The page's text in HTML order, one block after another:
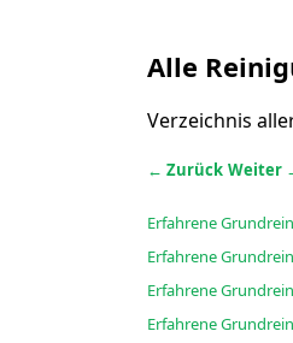
Alle
Verzeichnis
← Zurück Weiter